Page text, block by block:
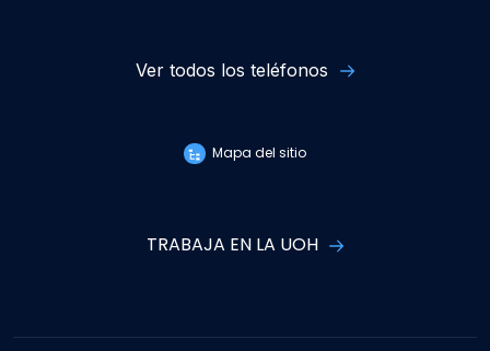
Ver todos los teléfonos
Mapa del sitio
TRABAJA EN LA UOH